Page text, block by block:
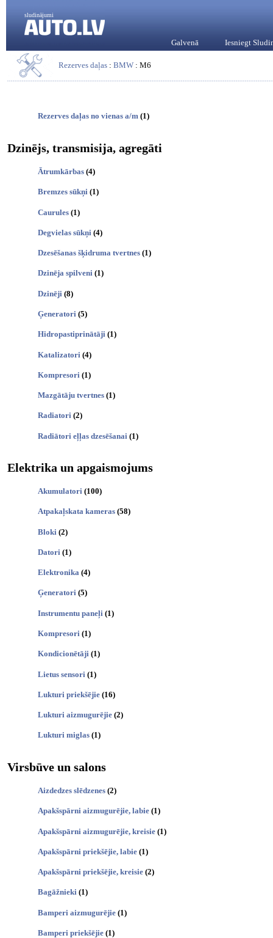
sludinājumi
Galvenā Iesniegt
Rezerves daļas : BMW : M6
Rezerves daļas no vienas a/m (1)
Dzinējs, transmisija, agregāti
Ātrumkārbas (4)
Bremzes sūkņi (1)
Caurules (1)
Degvielas sūkņi (4)
Dzesēšanas šķidruma tvertnes (1)
Dzinēja spilveni (1)
Dzinēji (8)
Ģeneratori (5)
Hidropastiprinātāji (1)
Katalizatori (4)
Kompresori (1)
Mazgātāju tvertnes (1)
Radiatori (2)
Radiātori eļļas dzesēšanai (1)
Elektrika un apgaismojums
Akumulatori (100)
Atpakaļskata kameras (58)
Bloki (2)
Datori (1)
Elektronika (4)
Ģeneratori (5)
Instrumentu paneļi (1)
Kompresori (1)
Kondicionētāji (1)
Lietus sensori (1)
Lukturi priekšējie (16)
Lukturi aizmugurējie (2)
Lukturi miglas (1)
Virsbūve un salons
Aizdedzes slēdzenes (2)
Apakšspārni aizmugurējie, labie (1)
Apakšspārni aizmugurējie, kreisie (1)
Apakšspārni priekšējie, labie (1)
Apakšspārni priekšējie, kreisie (2)
Bagāžnieki (1)
Bamperi aizmugurējie (1)
Bamperi priekšējie (1)